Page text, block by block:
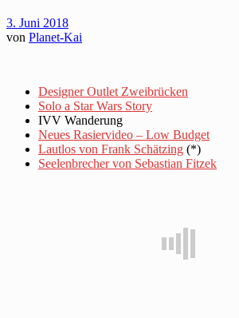
3. Juni 2018
von Planet-Kai
Designer Outlet Zweibrücken
Solo a Star Wars Story
IVV Wanderung
Neues Rasiervideo – Low Budget
Lautlos von Frank Schätzing (*)
Seelenbrecher von Sebastian Fitzek